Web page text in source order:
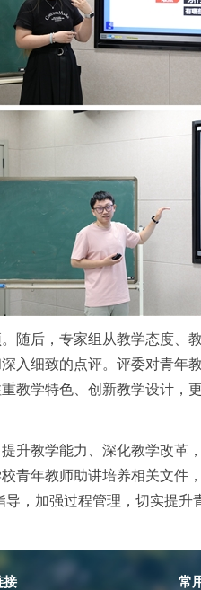
随后，专家组从教学态度、
入细致的点评。评委对青年
教学特色、创新教学设计，
升教学能力、深化教学改革
青年教师助讲培养相关文件
，加强过程管理，切实提升
接 常